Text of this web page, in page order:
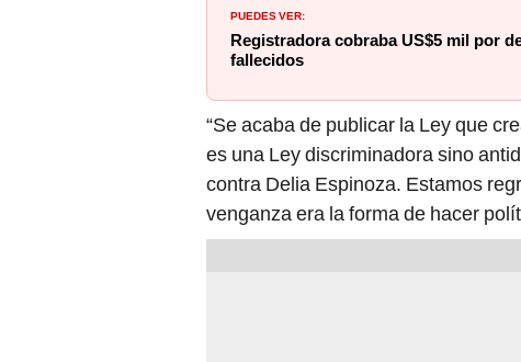
PUEDES VER:
Registradora cobraba US$5 mil por
fallecidos
“Se acaba de publicar la Ley que
es una Ley discriminadora sino
contra Delia Espinoza. Estamos
venganza era la forma de hacer